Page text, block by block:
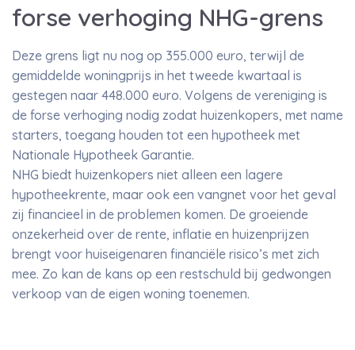
forse verhoging NHG-grens
Deze grens ligt nu nog op 355.000 euro, terwijl de
gemiddelde woningprijs in het tweede kwartaal is
gestegen naar 448.000 euro. Volgens de vereniging is
de forse verhoging nodig zodat huizenkopers, met name
starters, toegang houden tot een hypotheek met
Nationale Hypotheek Garantie.
NHG biedt huizenkopers niet alleen een lagere
hypotheekrente, maar ook een vangnet voor het geval
zij financieel in de problemen komen. De groeiende
onzekerheid over de rente, inflatie en huizenprijzen
brengt voor huiseigenaren financiële risico’s met zich
mee. Zo kan de kans op een restschuld bij gedwongen
verkoop van de eigen woning toenemen.